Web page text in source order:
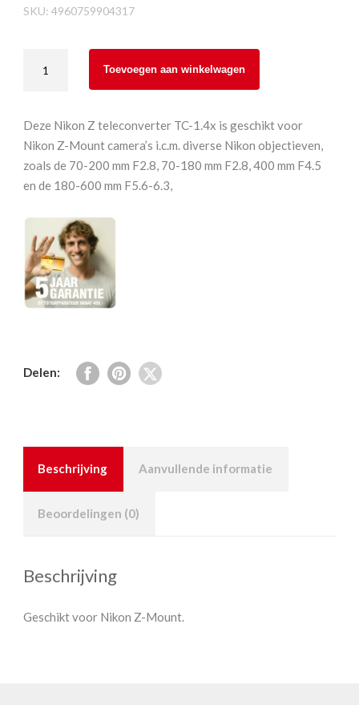
SKU: 4960759904317
TC-
1.4x
aantal
Toevoegen aan winkelwagen
Deze Nikon Z teleconverter TC-1.4x is geschikt voor
Nikon Z-Mount camera’s i.c.m. diverse Nikon objectieven,
zoals de 70-200 mm F2.8, 70-180 mm F2.8, 400 mm F4.5
en de 180-600 mm F5.6-6.3,
Delen:
Beschrijving Aanvullende informatie
Beoordelingen (0)
Beschrijving
Geschikt voor Nikon Z-Mount.